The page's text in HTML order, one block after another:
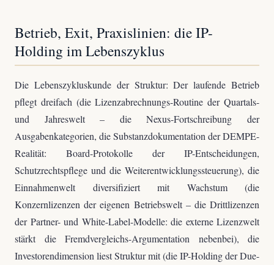
Betrieb, Exit, Praxislinien: die IP-
Holding im Lebenszyklus
Die Lebenszykluskunde der Struktur: Der laufende Betrieb
pflegt dreifach (die Lizenzabrechnungs-Routine der Quartals-
und Jahreswelt – die Nexus-Fortschreibung der
Ausgabenkategorien, die Substanzdokumentation der DEMPE-
Realität: Board-Protokolle der IP-Entscheidungen,
Schutzrechtspflege und die Weiterentwicklungssteuerung), die
Einnahmenwelt diversifiziert mit Wachstum (die
Konzernlizenzen der eigenen Betriebswelt – die Drittlizenzen
der Partner- und White-Label-Modelle: die externe Lizenzwelt
stärkt die Fremdvergleichs-Argumentation nebenbei), die
Investorendimension liest Struktur mit (die IP-Holding der Due-